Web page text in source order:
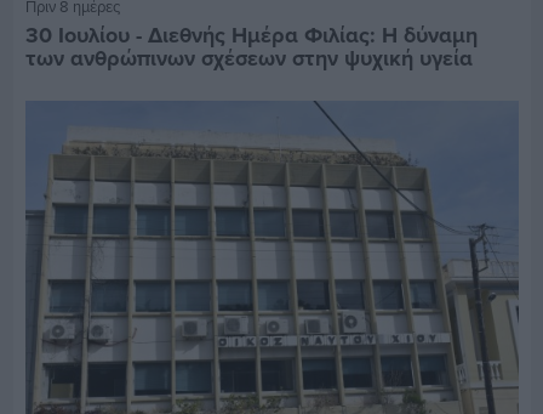
Πριν 8 ημέρες
30 Ιουλίου - Διεθνής Ημέρα Φιλίας: Η δύναμη
των ανθρώπινων σχέσεων στην ψυχική υγεία